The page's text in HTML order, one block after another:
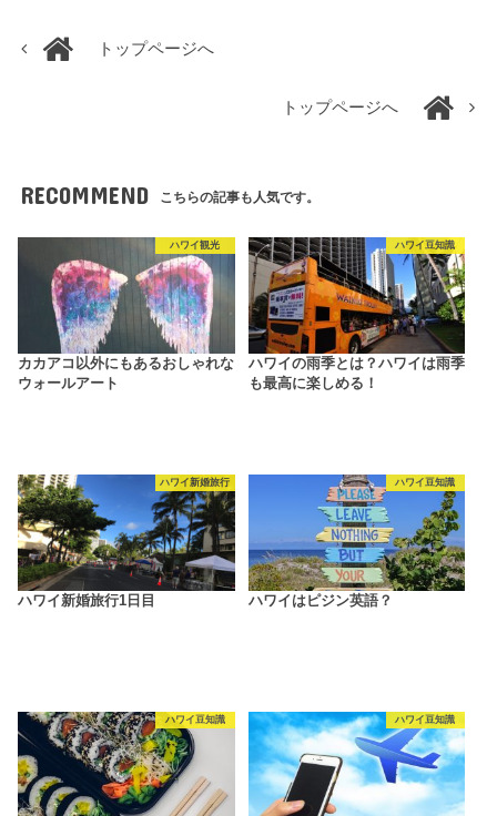
トップページへ
トップページへ
RECOMMEND こちらの記事も人気です。
ハワイ観光
カカアコ以外にもあるおしゃれな
ウォールアート
ハワイ豆知識
ハワイの雨季とは？ハワイは雨季
も最高に楽しめる！
ハワイ新婚旅行
ハワイ新婚旅行1日目
ハワイ豆知識
ハワイはピジン英語？
ハワイ豆知識 ハワイ豆知識